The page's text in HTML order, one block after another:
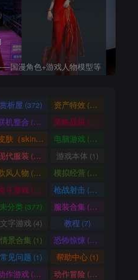
国漫角色+游戏人物模型等
赏析屋 (372) 资产特效 (224)
机整合 (34) 策略战棋 (71)
皮肤（skin） (1)电脑游戏 (1003)
代服装 (929) 游戏本体 (1)
风人物 (62) 模拟经营 (57)
斗游戏 (25) 枪战射击 (105)
未分类 (377) 服装合集 (20)
文字游戏 (4) 教程 (7)
情景合集 (1) 恐怖惊悚 (64)
常见问题 (1) 帮助中心(1)
作游戏 (33) 动作冒险 (336)